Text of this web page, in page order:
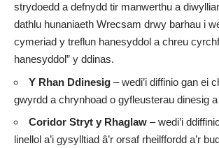
strydoedd a defnydd tir manwerthu a
dathlu hunaniaeth Wrecsam drwy barhau i
cymeriad y treflun hanesyddol a chreu
hanesyddol” y ddinas.
Y Rhan Ddinesig – wedi’i diffinio gan ei
gwyrdd a chrynhoad o gyfleusterau dinesig
Coridor Stryt y Rhaglaw – wedi’i
linellol a’i gysylltiad â’r orsaf rheilffordd a’r